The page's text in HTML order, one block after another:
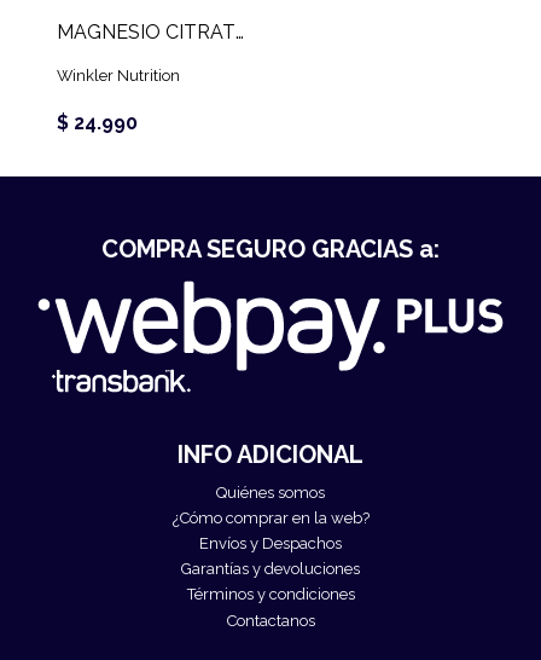
MAGNESIO CITRATO W1 (120 CAPS)
Winkler Nutrition
$ 24.990
INFO ADICIONAL
Quiénes somos
¿Cómo comprar en la web?
Envíos y Despachos
Garantías y devoluciones
Términos y condiciones
Contactanos
COMPRA SEGURO GRACIAS a: